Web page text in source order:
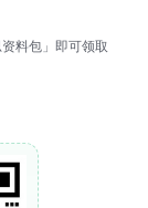
料包」即可领取